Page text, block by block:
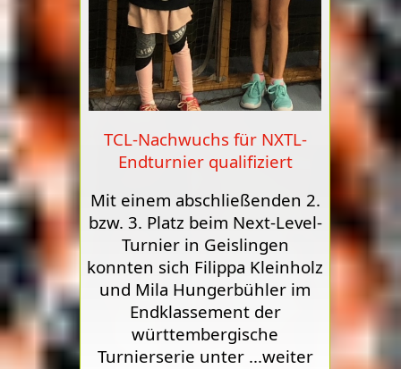
TCL-Nachwuchs für NXTL-
Endturnier qualifiziert
Mit einem abschließenden 2.
bzw. 3. Platz beim Next-Level-
Turnier in Geislingen
konnten sich Filippa Kleinholz
und Mila Hungerbühler im
Endklassement der
württembergische
Turnierserie unter ...weiter